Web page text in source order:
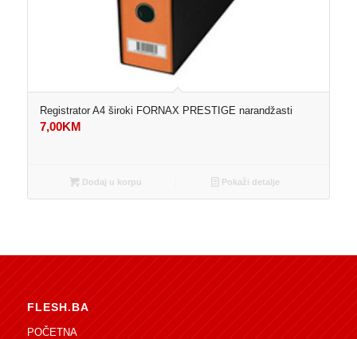
Registrator A4 široki FORNAX PRESTIGE narandžasti
7,00KM
Dodaj u korpu Pokaži detalje
FLESH.BA
POČETNA